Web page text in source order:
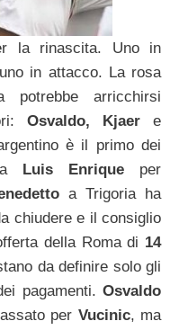
la rinascita. Uno in
in attacco. La rosa
potrebbe arricchirsi
Osvaldo, Kjaer e
è il primo dei
Luis Enrique per
a Trigoria ha
chiudere e il consiglio
della Roma di 14
da definire solo gli
pagamenti. Osvaldo
per Vucinic, ma